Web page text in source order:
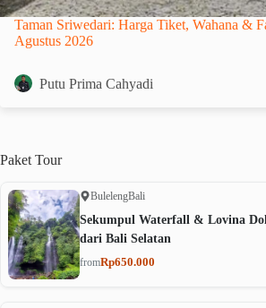
Taman Sriwedari: Harga Tiket, Wahana &
Agustus 2026
Putu Prima Cahyadi
Paket Tour
BulelengBali
Sekumpul Waterfall & Lovina
dari Bali Selatan
fromRp650.000